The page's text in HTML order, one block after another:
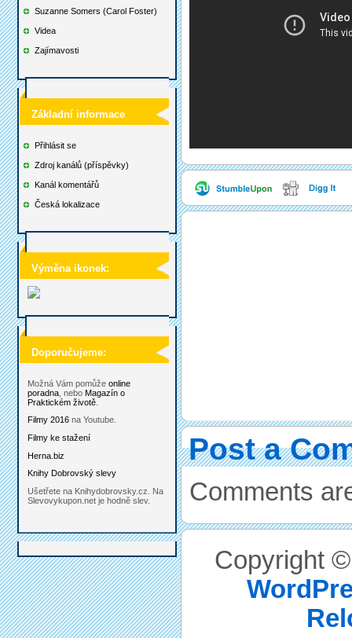
Suzanne Somers (Carol Foster)
Videa
Zajímavosti
Základní informace
Přihlásit se
Zdroj kanálů (příspěvky)
Kanál komentářů
Česká lokalizace
Výměna ikonek:
Doporučujeme:
Možná Vám pomůže online
poradna , nebo Magazín o
Praktickém životě
Filmy 2016 na Youtube.
Filmy ke stažení
Herna.biz
Knihy Dobrovský slevy
Ušetřete na Knihydobrovsky.cz. Na
Slevovykupon.net je hodně slev.
Post a
Comments
Copyright